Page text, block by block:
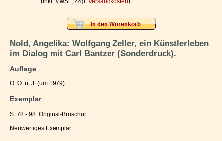
(inkl. MwSt., zzgl. Versandkosten)
Nold, Angelika: Wolfgang Zeller, ein Künstlerleben
im Dialog mit Carl Bantzer (Sonderdruck).
Auflage
O. O. u. J. (um 1979).
Exemplar
S. 78 - 98. Original-Broschur.
Neuwertiges Exemplar.